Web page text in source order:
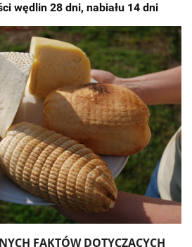
wędlin 28 dni, nabiału 14 dni
FAKTÓW DOTYCZĄCYCH